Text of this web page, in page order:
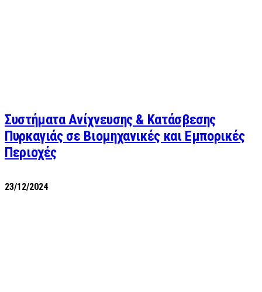
Συστήματα Ανίχνευσης & Κατάσβεσης
Πυρκαγιάς σε Βιομηχανικές και Εμπορικές
Περιοχές
23/12/2024